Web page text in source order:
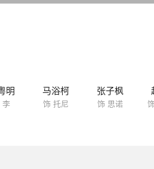
明
李
马浴柯
饰 托尼
张子枫
饰 思诺